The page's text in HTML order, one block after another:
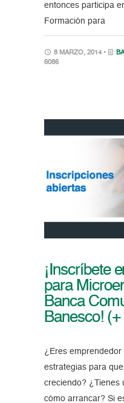
entonces participa
Formación para
8 MARZO, 2014 •
6086
¡Inscríbete
para
Banca
Banesco!
¿Eres
estrategias para
creciendo? ¿Tienes
cómo arrancar? Si